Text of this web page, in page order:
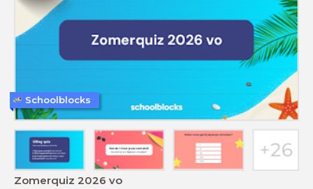
Zomerquiz 2026 vo
Schoolblocks